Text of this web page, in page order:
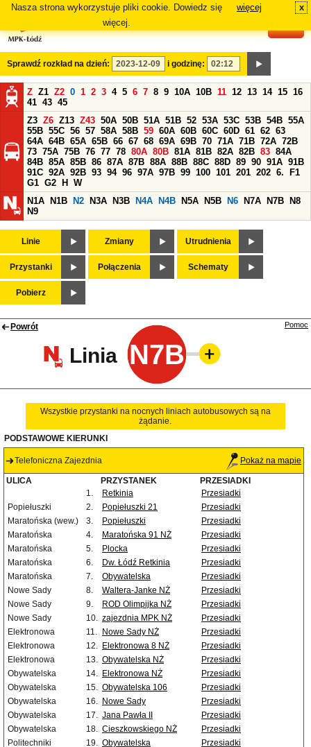
Nasza strona wykorzystuje pliki cookie. Dowiedz się
więcej.
więcej x
Sprawdź rozkład na dzień: i godzinę:
Z Z1 Z2 0 1 2 3 4 5 6 7 8 9 10A 10B 11 12 13 14 15 16
41 43 45
Z3 Z6 Z13 Z43 50A 50B 51A 51B 52 53A 53C 53B 54B 55A
55B 55C 56 57 58A 58B 59 60A 60B 60C 60D 61 62 63
64A 64B 65A 65B 66 67 68 69A 69B 70 71A 71B 72A 72B
73 75A 75B 76 77 78 80A 80B 81A 81B 82A 82B 83 84A
84B 85A 85B 86 87A 87B 88A 88B 88C 88D 89 90 91A 91B
91C 92A 92B 93 94 96 97A 97B 99 100 101 201 202 6.
F1
G1 G2 H
W
N1A
N1B N2 N3A N3B N4A N4B N5A N5B N6 N7A N7B
N8
N9
Linie Zmiany Utrudnienia
Przystanki Połączenia Schematy
Pobierz
Powrót
Linia N7B
Pomoc
Wszystkie przystanki na nocnych liniach autobusowych są na
żądanie.
PODSTAWOWE KIERUNKI
Telefoniczna Zajezdnia Pokaż na mapie
ULICA PRZYSTANEK
PRZESIADKI
1.
Retkinia
Przesiadki
Popiełuszki
2. Popiełuszki 21
Przesiadki
Maratońska (wew.)
3. Popiełuszki
Przesiadki
Maratońska
4. Maratońska 91 NŻ
Przesiadki
Maratońska
5. Plocka
Przesiadki
Maratońska
6. Dw. Łódź Retkinia
Przesiadki
Maratońska
7. Obywatelska
Przesiadki
Nowe Sady
8. Waltera-Janke NŻ
Przesiadki
Nowe Sady
9. ROD Olimpijka NŻ
Przesiadki
Nowe Sady
10. zajezdnia MPK NŻ
Przesiadki
Elektronowa
11. Nowe Sady NŻ
Przesiadki
Elektronowa
12. Elektronowa 8 NŻ
Przesiadki
Elektronowa
13. Obywatelska NŻ
Przesiadki
Obywatelska
14. Elektronowa NŻ
Przesiadki
Obywatelska
15. Obywatelska 106
Przesiadki
Obywatelska
16. Nowe Sady
Przesiadki
Obywatelska
17. Jana Pawła II
Przesiadki
Obywatelska
18. Cieszkowskiego NŻ
Przesiadki
Politechniki
19. Obywatelska
Przesiadki